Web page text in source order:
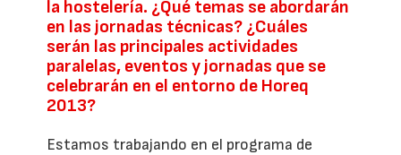
la hostelería. ¿Qué temas se abordarán
en las jornadas técnicas? ¿Cuáles
serán las principales actividades
paralelas, eventos y jornadas que se
celebrarán en el entorno de Horeq
2013?
Estamos trabajando en el programa de